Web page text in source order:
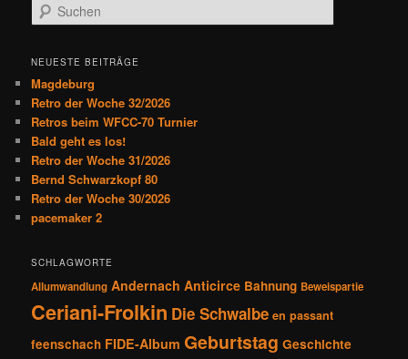
u
h
n
NEUESTE BEITRÄGE
Magdeburg
Retro der Woche 32/2026
Retros beim WFCC-70 Turnier
Bald geht es los!
Retro der Woche 31/2026
Bernd Schwarzkopf 80
Retro der Woche 30/2026
pacemaker 2
SCHLAGWORTE
Allumwandlung Andernach Anticirce Bahnung Beweispartie
Ceriani-Frolkin Die Schwalbe en passant
feenschach FIDE-Album Geburtstag Geschichte